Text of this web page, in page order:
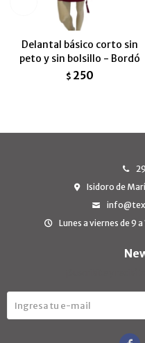
Delantal básico corto sin
peto y sin bolsillo - Bordó
$ 250
Isidoro de
Lunes a viernes de 9 a